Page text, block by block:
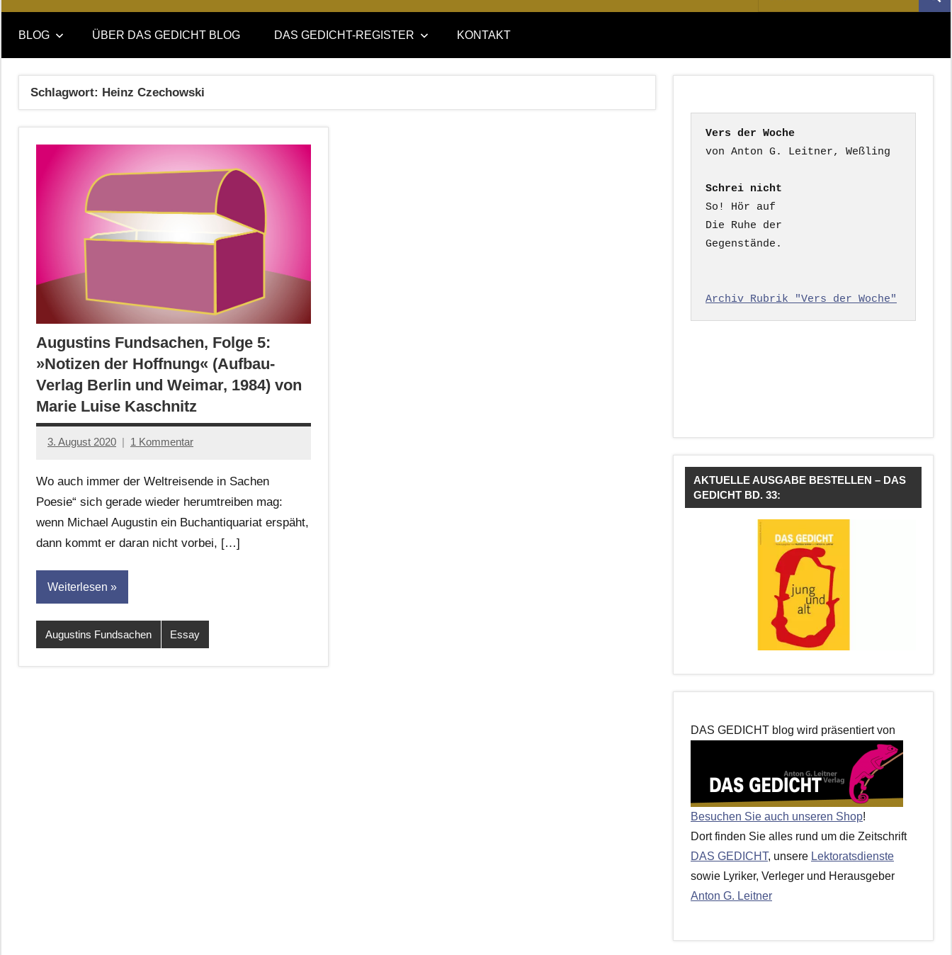
DAS
GEDICHT
blog
DAS
GEDICHT.
Zeitschrift
nach:
BLOG ÜBER DAS GEDICHT BLOG DAS GEDICHT-REGISTER KONTAKT
Schlagwort: Heinz Czechowski
Augustins Fundsachen, Folge 5:
»Notizen der Hoffnung« (Aufbau-
Verlag Berlin und Weimar, 1984) von
Marie Luise Kaschnitz
3. August 2020
Anton
Leitner
1 Kommentar
Wo auch immer der Weltreisende in Sachen
Poesie“ sich gerade wieder herumtreiben mag:
wenn Michael Augustin ein Buchantiquariat erspäht,
dann kommt er daran nicht vorbei, […]
Weiterlesen
Augustins Fundsachen Essay
Vers der Woche
Schrei nicht
So! Hör auf
Die Ruhe der
Gegenstände.
Archiv Rubrik "Vers der Woche"
AKTUELLE AUSGABE BESTELLEN – DAS
GEDICHT BD. 33:
DAS GEDICHT blog wird präsentiert von
Besuchen Sie auch unseren Shop!
Dort finden Sie alles rund um die Zeitschrift
DAS GEDICHT, unsere Lektoratsdienste
sowie Lyriker, Verleger und Herausgeber
Anton G. Leitner